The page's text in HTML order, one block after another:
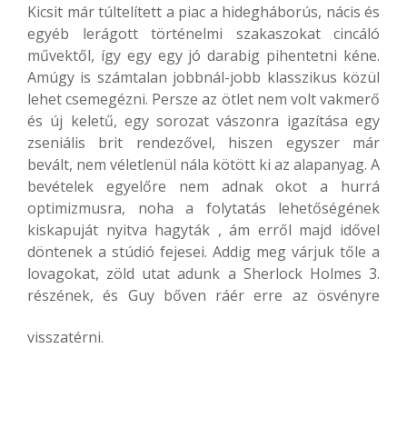
Kicsit már túltelített a piac a hidegháborús, nácis és
egyéb lerágott történelmi szakaszokat cincáló
művektől, így egy egy jó darabig pihentetni kéne.
Amúgy is számtalan jobbnál-jobb klasszikus közül
lehet csemegézni. Persze az ötlet nem volt vakmerő
és új keletű, egy sorozat vászonra igazítása egy
zseniális brit rendezővel, hiszen egyszer már
bevált, nem véletlenül nála kötött ki az alapanyag. A
bevételek egyelőre nem adnak okot a hurrá
optimizmusra, noha a folytatás lehetőségének
kiskapuját nyitva hagyták , ám erről majd idővel
döntenek a stúdió fejesei. Addig meg várjuk tőle a
lovagokat, zöld utat adunk a Sherlock Holmes 3.
részének, és Guy bőven ráér erre az ösvényre
visszatérni.